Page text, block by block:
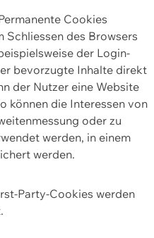
Cookies
Schliessen des Browsers
der Login-
bevorzugte Inhalte direkt
der Nutzer eine Website
können die Interessen von
oder zu
werden, in einem
werden.
Party-Cookies werden